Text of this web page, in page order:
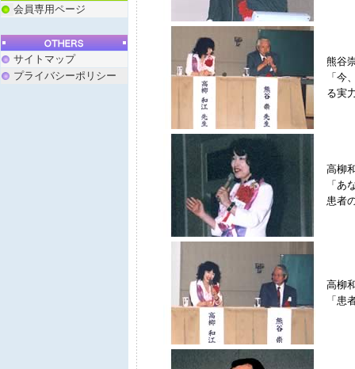
会員専用ページ
サイトマップ
プライバシーポリシー
熊谷
「今
る実
高柳
「あ
患者
高柳
「患